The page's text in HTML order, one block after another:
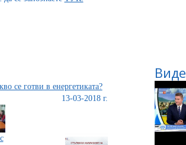
се готви в енергетиката?
13-03-2018 г.